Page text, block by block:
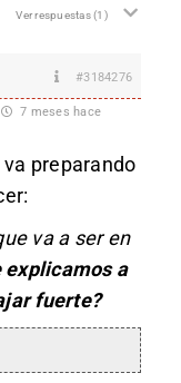
Ver respuestas(1)
#3184276
7 meses hace
preparando
va a ser en
explicamos a
fuerte?